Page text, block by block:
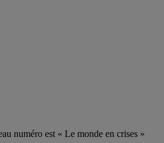
numéro est « Le monde en crises »